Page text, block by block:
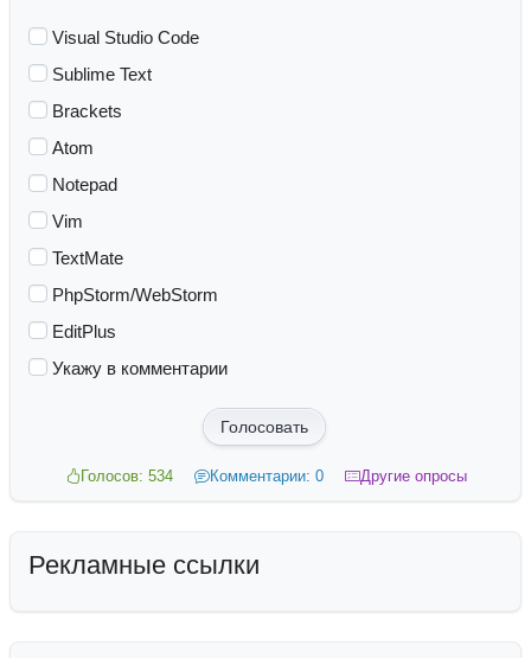
Visual Studio Code
Sublime Text
Brackets
Atom
Notepad
Vim
TextMate
PhpStorm/WebStorm
EditPlus
Укажу в комментарии
Голосовать
Голосов: 534 Комментарии: 0 Другие опросы
Рекламные ссылки